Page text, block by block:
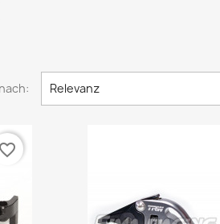
Relevanz
favorite_border